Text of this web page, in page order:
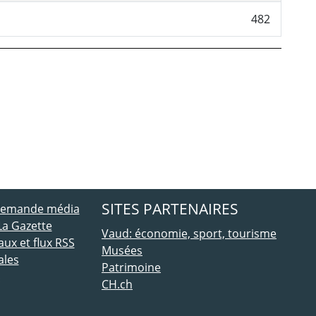
482
média
Gazette
et flux RSS
SITES PARTENAIRES
Vaud: économie, sport, tourisme
Musées
Patrimoine
CH.ch